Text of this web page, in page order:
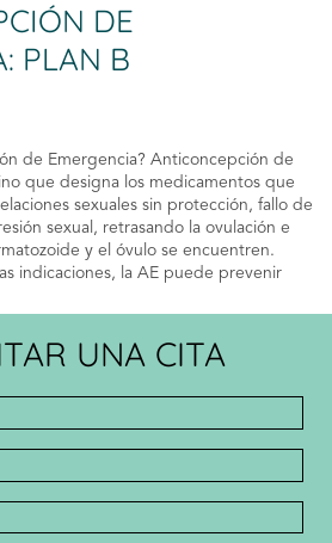
DE
PLAN B
de Emergencia? Anticoncepción de
que designa los medicamentos que
sexuales sin protección, fallo de
sexual, retrasando la ovulación e
y el óvulo se encuentren.
indicaciones, la AE puede prevenir
UNA CITA